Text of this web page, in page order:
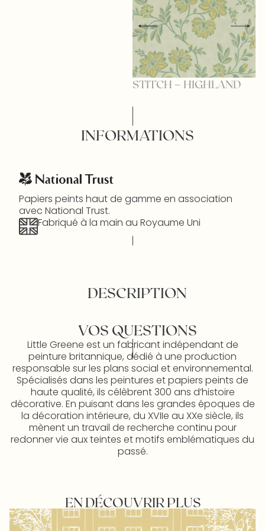
STITCH – HIGHLAND
INFORMATIONS
Papiers peints haut de gamme en association
avec National Trust.
Fabriqué à la main au Royaume Uni
DESCRIPTION
VOS QUESTIONS
Little Greene est un fabricant indépendant de
peinture britannique, dédié à une production
responsable sur les plans social et environnemental.
Spécialisés dans les peintures et papiers peints de
haute qualité, ils célèbrent 300 ans d’histoire
décorative. En puisant dans les grandes époques de
la décoration intérieure, du XVIIe au XXe siècle, ils
mènent un travail de recherche continu pour
redonner vie aux teintes et motifs emblématiques du
passé.
EN DÉCOUVRIR PLUS